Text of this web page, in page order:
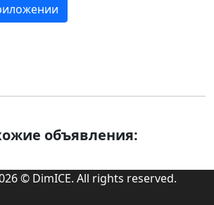
объявления:
© DimICE. All rights reserved.